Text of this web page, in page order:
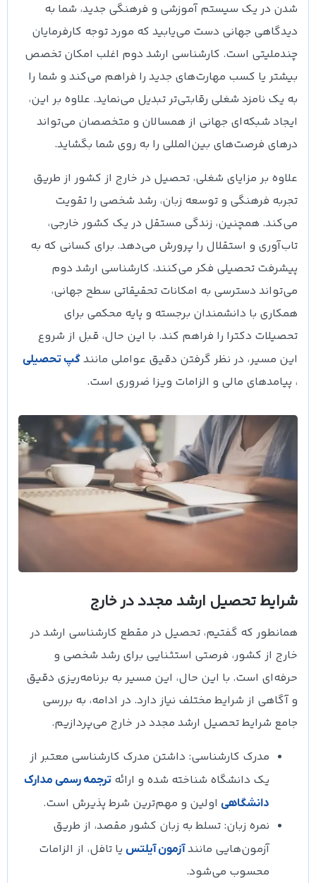
شدن در یک سیستم آموزشی و فرهنگی جدید، شما به
دیدگاهی جهانی دست می‌یابید که مورد توجه کارفرمایان
چندملیتی است. کارشناسی ارشد دوم اغلب امکان تخصص
بیشتر یا کسب مهارت‌های جدید را فراهم می‌کند و شما را
به یک نامزد شغلی رقابتی‌تر تبدیل می‌نماید. علاوه بر این،
ایجاد شبکه‌ای جهانی از همسالان و متخصصان می‌تواند
درهای فرصت‌های بین‌المللی را به روی شما بگشاید.
علاوه بر مزایای شغلی، تحصیل در خارج از کشور از طریق
تجربه فرهنگی و توسعه زبان، رشد شخصی را تقویت
می‌کند. همچنین، زندگی مستقل در یک کشور خارجی،
تاب‌آوری و استقلال را پرورش می‌دهد. برای کسانی که به
پیشرفت تحصیلی فکر می‌کنند، کارشناسی ارشد دوم
می‌تواند دسترسی به امکانات تحقیقاتی سطح جهانی،
همکاری با دانشمندان برجسته و پایه محکمی برای
تحصیلات دکترا را فراهم کند. با این حال، قبل از شروع
این مسیر، در نظر گرفتن دقیق عواملی مانند گپ تحصیلی
، پیامدهای مالی و الزامات ویزا ضروری است.
شرایط تحصیل ارشد مجدد در خارج
همانطور که گفتیم، تحصیل در مقطع کارشناسی ارشد در
خارج از کشور، فرصتی استثنایی برای رشد شخصی و
حرفه‌ای است. با این حال، این مسیر به برنامه‌ریزی دقیق
و آگاهی از شرایط مختلف نیاز دارد. در ادامه، به بررسی
جامع شرایط تحصیل ارشد مجدد در خارج می‌پردازیم.
مدرک کارشناسی: داشتن مدرک کارشناسی معتبر از
یک دانشگاه شناخته شده و ارائه ترجمه رسمی مدارک
دانشگاهی اولین و مهم‌ترین شرط پذیرش است.
نمره زبان: تسلط به زبان کشور مقصد، از طریق
آزمون‌هایی مانندآزمون آیلتس یا تافل، از الزامات
محسوب می‌شود.